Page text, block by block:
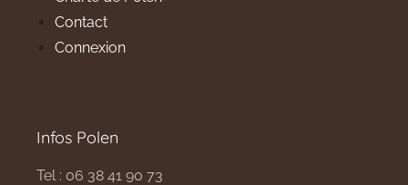
Contact
Connexion
Infos Polen
Tel : 06 38 41 90 73